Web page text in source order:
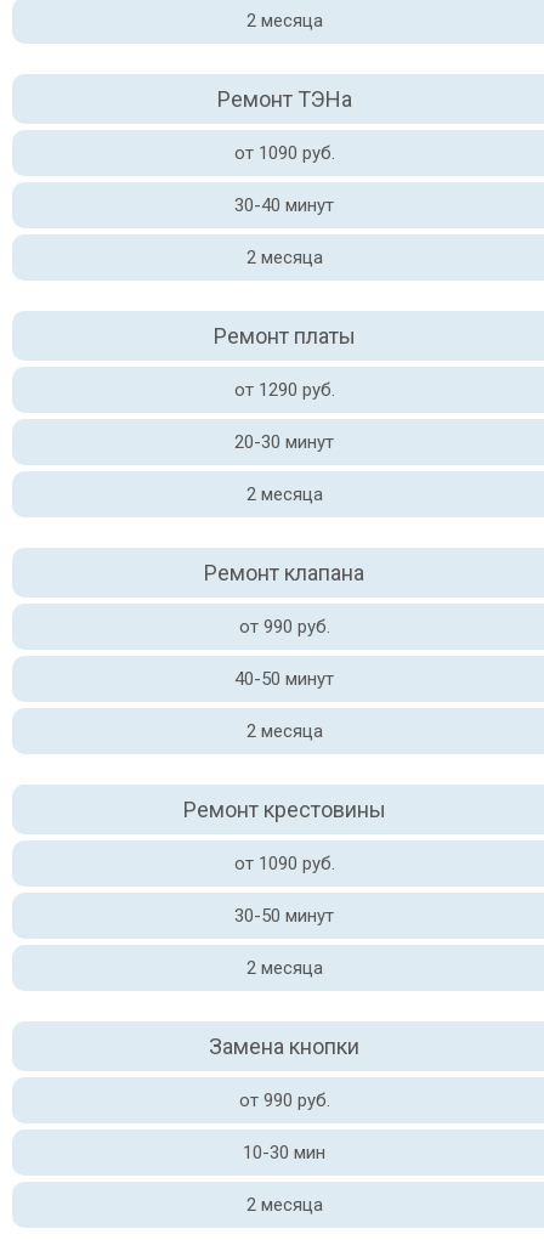
2 месяца
Ремонт ТЭНа
от 1090 руб.
30-40 минут
2 месяца
Ремонт платы
от 1290 руб.
20-30 минут
2 месяца
Ремонт клапана
от 990 руб.
40-50 минут
2 месяца
Ремонт крестовины
от 1090 руб.
30-50 минут
2 месяца
Замена кнопки
от 990 руб.
10-30 мин
2 месяца